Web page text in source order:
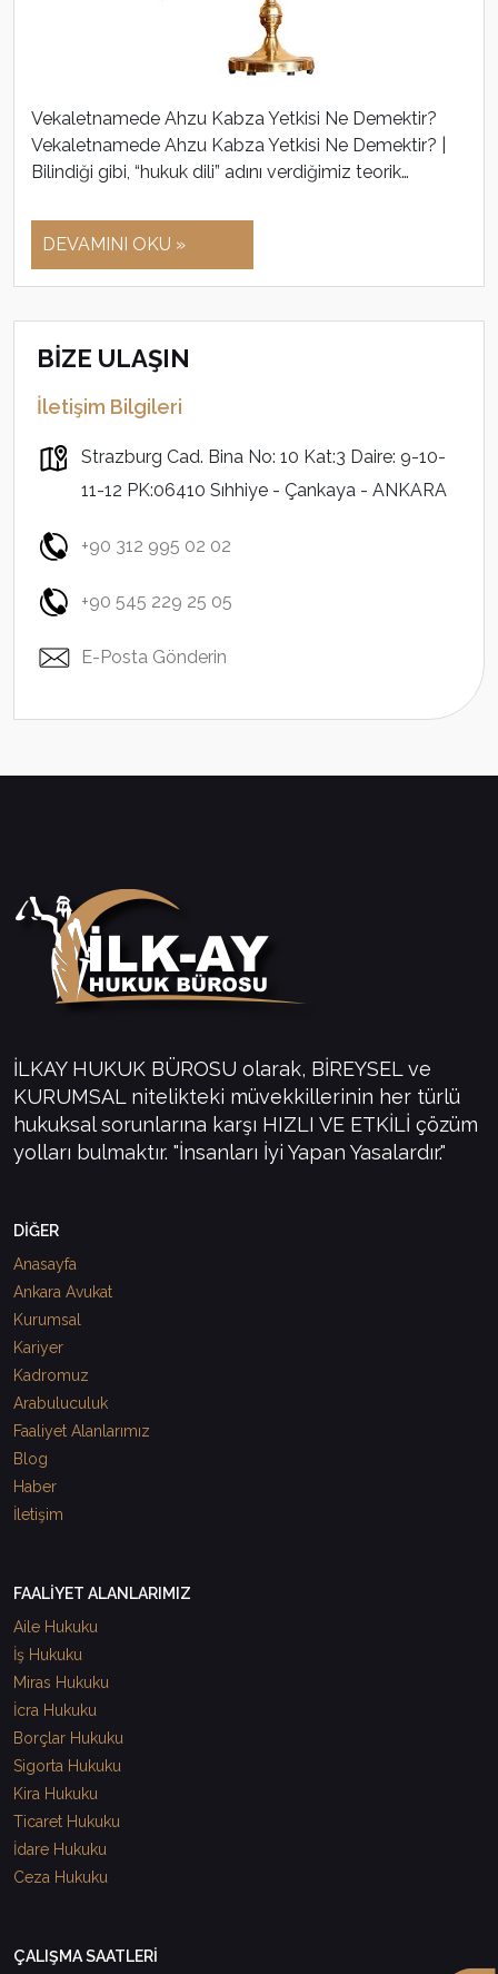
Vekaletnamede Ahzu Kabza Yetkisi Ne Demektir?
Vekaletnamede Ahzu Kabza Yetkisi Ne Demektir? |
Bilindiği gibi, “hukuk dili” adını verdiğimiz teorik…
DEVAMINI OKU »
BİZE ULAŞIN
İletişim Bilgileri
Strazburg Cad. Bina No: 10 Kat:3 Daire: 9-10-
11-12 PK:06410 Sıhhiye - Çankaya - ANKARA
+90 312 995 02 02
+90 545 229 25 05
E-Posta Gönderin
İLKAY HUKUK BÜROSU olarak, BİREYSEL ve
KURUMSAL nitelikteki müvekkillerinin her türlü
hukuksal sorunlarına karşı HIZLI VE ETKİLİ çözüm
yolları bulmaktır. "İnsanları İyi Yapan Yasalardır."
DİĞER
Anasayfa
Ankara Avukat
Kurumsal
Kariyer
Kadromuz
Arabuluculuk
Faaliyet Alanlarımız
Blog
Haber
İletişim
FAALİYET ALANLARIMIZ
Aile Hukuku
İş Hukuku
Miras Hukuku
İcra Hukuku
Borçlar Hukuku
Sigorta Hukuku
Kira Hukuku
Ticaret Hukuku
İdare Hukuku
Ceza Hukuku
ÇALIŞMA SAATLERİ